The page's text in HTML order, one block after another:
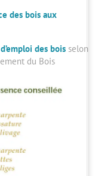
des bois aux
des bois selon
du Bois